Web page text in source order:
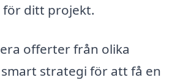
för ditt projekt.
offerter från olika
strategi för att få en